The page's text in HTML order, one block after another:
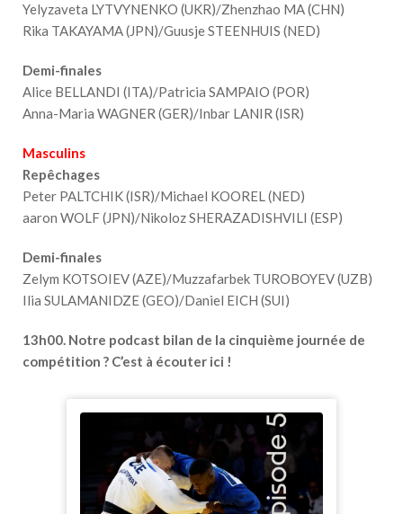
Yelyzaveta LYTVYNENKO (UKR)/Zhenzhao MA (CHN)
Rika TAKAYAMA (JPN)/Guusje STEENHUIS (NED)
Demi-finales
Alice BELLANDI (ITA)/Patricia SAMPAIO (POR)
Anna-Maria WAGNER (GER)/Inbar LANIR (ISR)
Masculins
Repêchages
Peter PALTCHIK (ISR)/Michael KOOREL (NED)
aaron WOLF (JPN)/Nikoloz SHERAZADISHVILI (ESP)
Demi-finales
Zelym KOTSOIEV (AZE)/Muzzafarbek TUROBOYEV (UZB)
Ilia SULAMANIDZE (GEO)/Daniel EICH (SUI)
13h00. Notre podcast bilan de la cinquième journée de
compétition ? C’est à écouter ici !